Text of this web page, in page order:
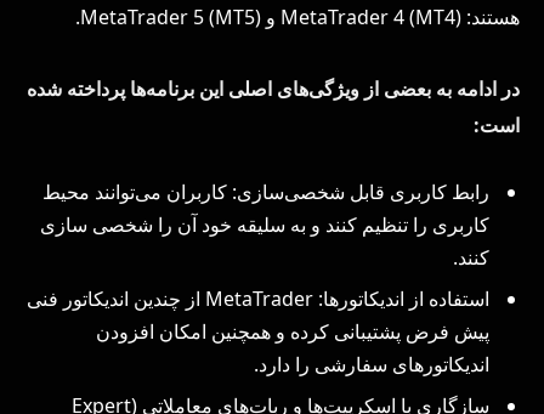
هستند: MetaTrader 4 (MT4) و MetaTrader 5 (MT5).
در ادامه به بعضی از ویژگی‌های اصلی این برنامه‌ها پرداخته شده
است:
رابط کاربری قابل شخصی‌سازی: کاربران می‌توانند محیط
کاربری را تنظیم کنند و به سلیقه خود آن را شخصی‌ سازی
کنند.
استفاده از اندیکاتورها: MetaTrader از چندین اندیکاتور فنی
پیش‌ فرض پشتیبانی کرده و همچنین امکان افزودن
اندیکاتورهای سفارشی را دارد.
سازگاری با اسکریپت‌ها و ربات‌های معاملاتی (Expert